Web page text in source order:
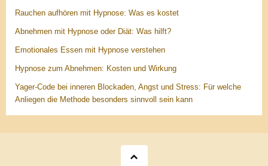
Rauchen aufhören mit Hypnose: Was es kostet
Abnehmen mit Hypnose oder Diät: Was hilft?
Emotionales Essen mit Hypnose verstehen
Hypnose zum Abnehmen: Kosten und Wirkung
Yager-Code bei inneren Blockaden, Angst und Stress: Für welche
Anliegen die Methode besonders sinnvoll sein kann